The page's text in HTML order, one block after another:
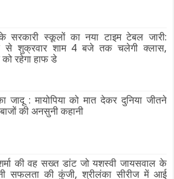
के सरकारी स्कूलों का नया टाइम टेबल जारी:
से शुक्रवार शाम 4 बजे तक चलेगी क्लास,
को रहेगा हाफ डे
जादू : मायोपिया को मात देकर दुनिया जीतने
की अनसुनी कहानी
की वह सख्त डांट जो यशस्वी जायसवाल के
सफलता की कुंजी, श्रीलंका सीरीज में आई